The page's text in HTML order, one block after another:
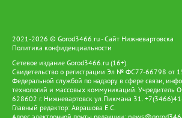
2021-2026 © Gorod3466.ru - Сайт Нижневартовска
Политика конфиденциальности
Сетевое издание Gorod3466.ru (16+).
Свидетельство о регистрации Эл № ФС77-66798 от
Федеральной службой по надзору в сфере связи,
технологий и массовых коммуникаций. Учредитель
628602 г. Нижневартовск ул.Пикмана 31.
Главный редактор: Аврашова Е.С.